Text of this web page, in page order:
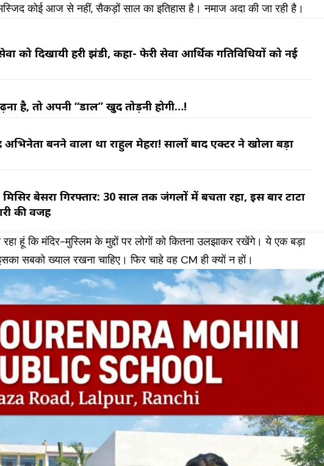
कोई आज से नहीं, सैकड़ों साल का इतिहास है। नमाज अदा की जा रही है।
सेवा को दिखायी हरी झंडी, कहा- फेरी सेवा आर्थिक गतिविधियों को नई
है, तो अपनी “डाल” खुद तोड़नी होगी…!
बनने वाला था राहुल मेहरा! सालों बाद एक्टर ने खोला बड़ा
मिसिर बेसरा गिरफ्तार: 30 साल तक जंगलों में बचता रहा, इस बार टाटा
की वजह
हूं कि मंदिर-मुस्लिम के मुद्दों पर लोगों को कितना उलझाकर रखेंगे। ये एक बड़ा
सबको ख्याल रखना चाहिए। फिर चाहे वह CM ही क्यों न हों।